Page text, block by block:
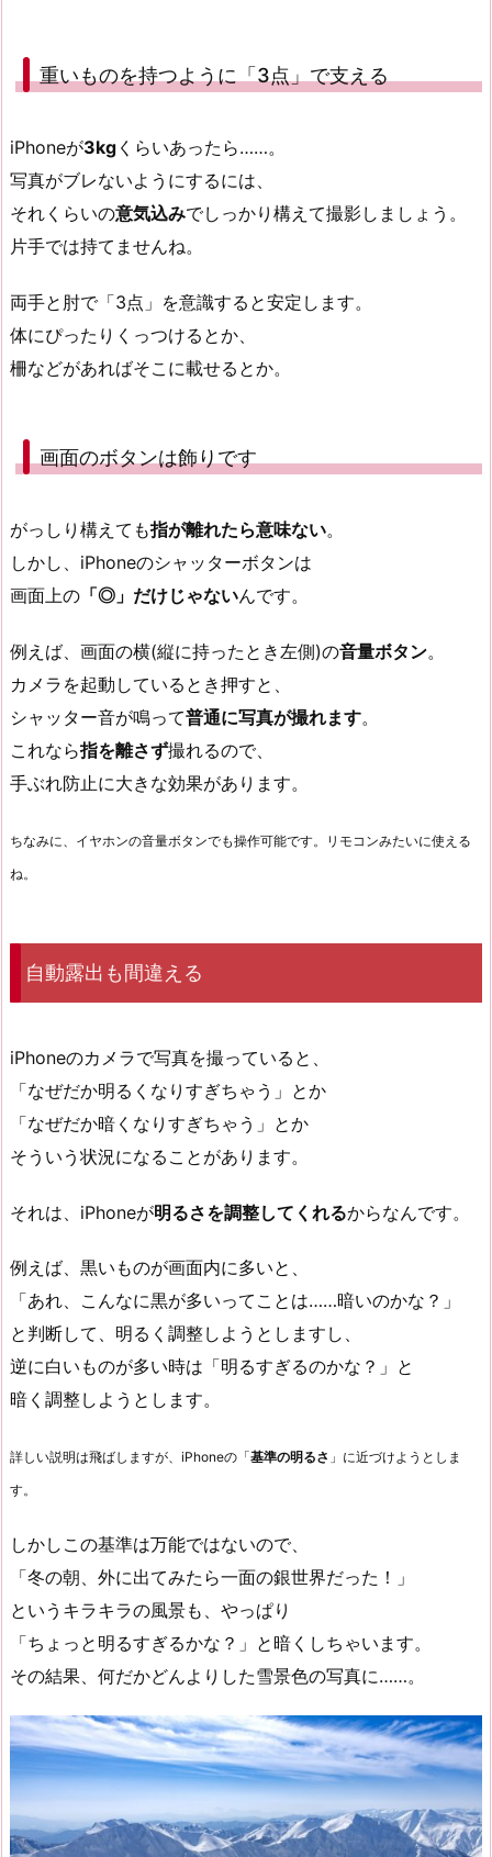
重いものを持つように「3点」で支える
iPhoneが3kg くらいあったら……。
写真がブレないようにするには、
それくらいの意気込みでしっかり構えて撮影しましょう。
片手では持てませんね。
両手と肘で「3点」を意識すると安定します。
体にぴったりくっつけるとか、
柵などがあればそこに載せるとか。
画面のボタンは飾りです
がっしり構えても指が離れたら意味ない。
しかし、iPhoneのシャッターボタンは
画面上の 「◎」だけじゃないんです。
例えば、画面の横(縦に持ったとき左側)の音量ボタン。
カメラを起動しているとき押すと、
シャッター音が鳴って普通に写真が撮れます。
これなら指を離さず撮れるので、
手ぶれ防止に大きな効果があります。
ちなみに、イヤホンの音量ボタンでも操作可能です。リモコンみたいに使える
ね。
自動露出も間違える
iPhoneのカメラで写真を撮っていると、
「なぜだか明るくなりすぎちゃう」とか
「なぜだか暗くなりすぎちゃう」とか
そういう状況になることがあります。
それは、iPhoneが明るさを調整してくれるからなんです。
例えば、黒いものが画面内に多いと、
「あれ、こんなに黒が多いってことは……暗いのかな？」
と判断して、明るく調整しようとしますし、
逆に白いものが多い時は「明るすぎるのかな？」と
暗く調整しようとします。
詳しい説明は飛ばしますが、iPhoneの「基準の明るさ 」に近づけようとしま
す。
しかしこの基準は万能ではないので、
「冬の朝、外に出てみたら一面の銀世界だった！」
というキラキラの風景も、やっぱり
「ちょっと明るすぎるかな？」と暗くしちゃいます。
その結果、何だかどんよりした雪景色の写真に……。